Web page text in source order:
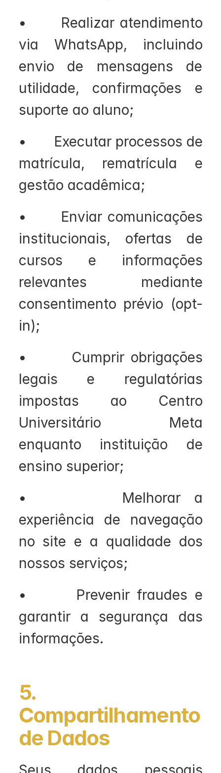
•       Realizar atendimento
via WhatsApp, incluindo
envio de mensagens de
utilidade, confirmações e
suporte ao aluno;
•       Executar processos de
matrícula, rematrícula e
gestão acadêmica;
•       Enviar comunicações
institucionais, ofertas de
cursos e informações
relevantes mediante
consentimento prévio (opt-
in);
•       Cumprir obrigações
legais e regulatórias
impostas ao Centro
Universitário Meta
enquanto instituição de
ensino superior;
•       Melhorar a
experiência de navegação
no site e a qualidade dos
nossos serviços;
•       Prevenir fraudes e
garantir a segurança das
informações.
5.
Compartilhamento
de Dados